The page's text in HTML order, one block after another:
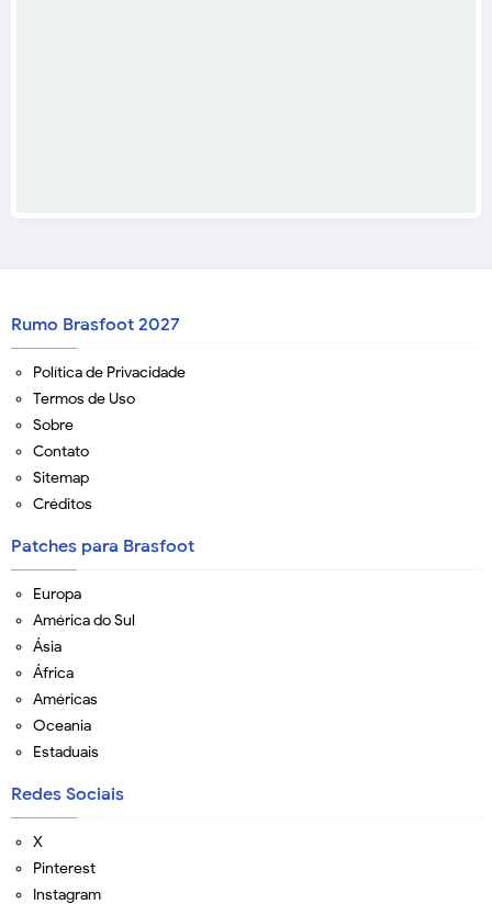
Rumo Brasfoot 2027
Política de Privacidade
Termos de Uso
Sobre
Contato
Sitemap
Créditos
Patches para Brasfoot
Europa
América do Sul
Ásia
África
Américas
Oceania
Estaduais
Redes Sociais
X
Pinterest
Instagram